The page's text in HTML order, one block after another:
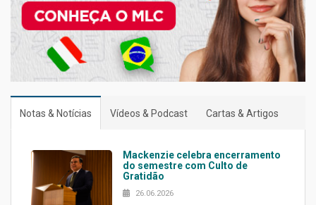
Notas & Notícias Vídeos & Podcast Cartas & Artigos
Mackenzie celebra encerramento
do semestre com Culto de
Gratidão
26.06.2026